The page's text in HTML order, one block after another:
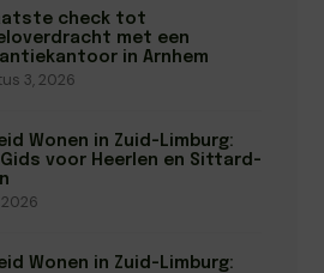
check tot
met een
in Arnhem
3, 2026
Wonen in Zuid-Limburg:
voor Heerlen en Sittard-
Wonen in Zuid-Limburg: